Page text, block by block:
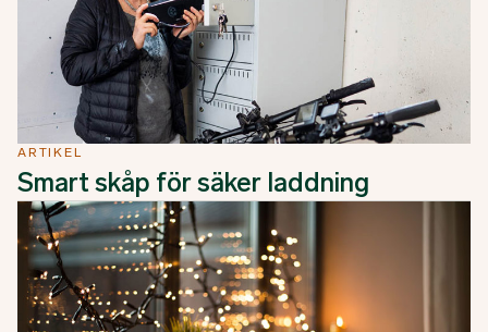
ARTIKEL
Smart skåp för säker laddning